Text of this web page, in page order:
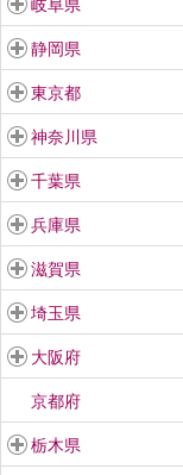
静岡県
東京都
神奈川県
千葉県
兵庫県
滋賀県
埼玉県
大阪府
京都府
栃木県